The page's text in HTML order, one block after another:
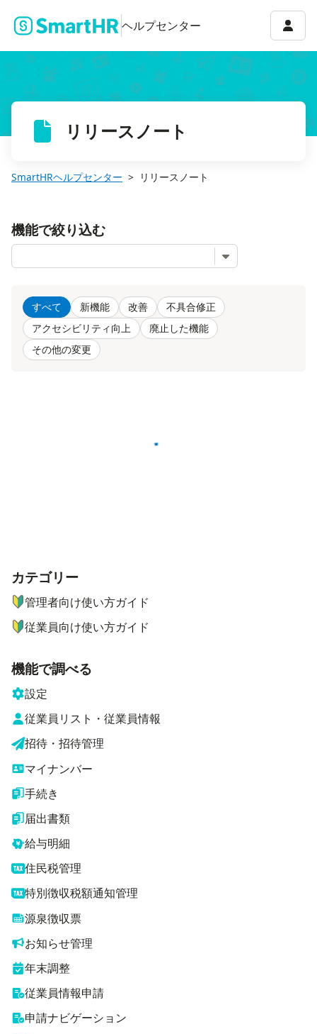
ヘルプセンター アカ
リリースノート
SmartHRヘルプセンター リリースノート
機能で絞り込む
すべて 新機能 改善
不具合修正
アクセシビリティ向上
廃止した機能
その他の変更
読み込み中
ナビゲーションメニュー
カテゴリー
管理者向け使い方ガイド
従業員向け使い方ガイド
機能で調べる
設定
従業員リスト・従業員情報
招待・招待管理
マイナンバー
手続き
届出書類
給与明細
住民税管理
特別徴収税額通知管理
源泉徴収票
お知らせ管理
年末調整
従業員情報申請
申請ナビゲーション